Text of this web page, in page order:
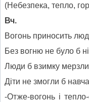
(Небезпека, тепло,
Вч.
Вогонь приносить
Без вогню не було б ні
Люди б взимку мерзли
Діти не змогли б
-Отже-вогонь і